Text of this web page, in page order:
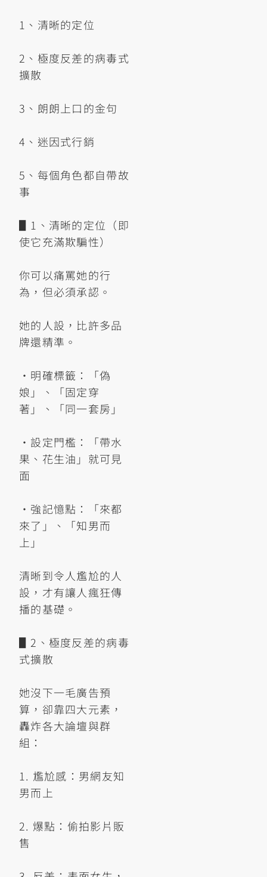
1、清晰的定位
2、極度反差的病毒式
擴散
3、朗朗上口的金句
4、迷因式行銷
5、每個角色都自帶故
事
▋1、清晰的定位（即
使它充滿欺騙性）
你可以痛罵她的行
為，但必須承認。
她的人設，比許多品
牌還精準。
•明確標籤：「偽
娘」、「固定穿
著」、「同一套房」
•設定門檻：「帶水
果、花生油」就可見
面
•強記憶點：「來都
來了」、「知男而
上」
清晰到令人尷尬的人
設，才有讓人瘋狂傳
播的基礎。
▋2、極度反差的病毒
式擴散
她沒下一毛廣告預
算，卻靠四大元素，
轟炸各大論壇與群
組：
1. 尷尬感：男網友知
男而上
2. 爆點：偷拍影片販
售